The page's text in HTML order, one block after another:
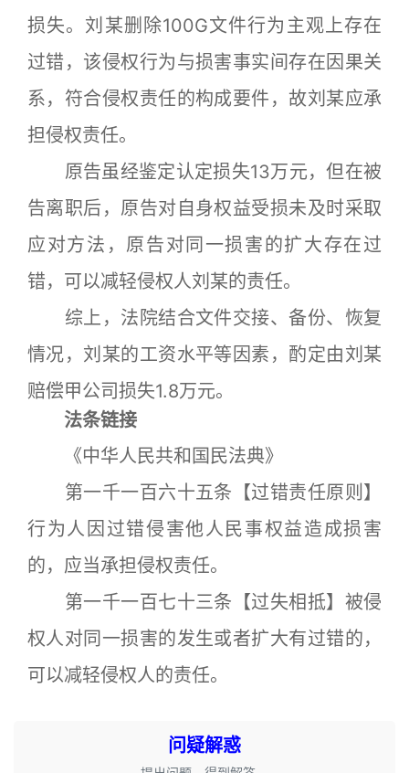
损失。刘某删除100G文件行为主观上存在
过错，该侵权行为与损害事实间存在因果关
系，符合侵权责任的构成要件，故刘某应承
担侵权责任。
原告虽经鉴定认定损失13万元，但在被
告离职后，原告对自身权益受损未及时采取
应对方法，原告对同一损害的扩大存在过
错，可以减轻侵权人刘某的责任。
综上，法院结合文件交接、备份、恢复
情况，刘某的工资水平等因素，酌定由刘某
赔偿甲公司损失1.8万元。
法条链接
《中华人民共和国民法典》
第一千一百六十五条【过错责任原则】
行为人因过错侵害他人民事权益造成损害
的，应当承担侵权责任。
第一千一百七十三条【过失相抵】被侵
权人对同一损害的发生或者扩大有过错的，
可以减轻侵权人的责任。
问疑解惑